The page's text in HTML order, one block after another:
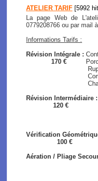
ATELIER TARIF [5992
La page Web de
0779208766 ou par mail
Informations Tarifs :
Révision Intégrale :
170 €
Rupture
Contrôle
Changement
Révision Intermédiaire :
120 €
Contrôle
Changement
Vérification
100 €
Aération / Pliage
Tandem
Dirigeable